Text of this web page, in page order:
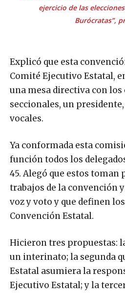
ejercicio de las
Burócratas”,
Explicó que esta
Comité Ejecutivo Estatal,
una mesa directiva con
seccionales, un
vocales.
Ya conformada esta
función todos los
45. Alegó que estos toman
trabajos de la convención
voz y voto y que definen
Convención Estatal.
Hicieron tres propuestas:
un interinato; la segunda
Estatal asumiera la
Ejecutivo Estatal; y la